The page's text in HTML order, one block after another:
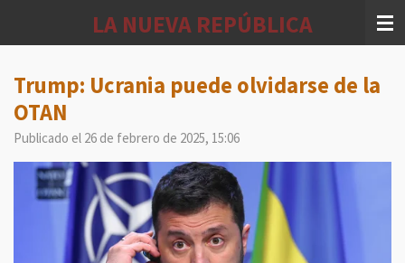
principal
LA NUEVA REPÚBLICA
Trump: Ucrania puede olvidarse de la
OTAN
Publicado el 26 de febrero de 2025, 15:06